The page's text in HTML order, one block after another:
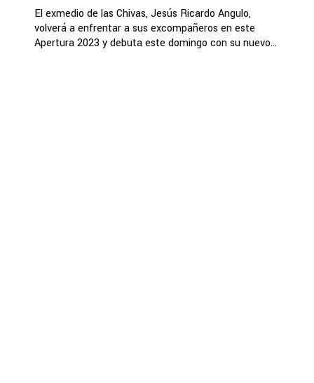
El exmedio de las Chivas, Jesús Ricardo Angulo,
volverá a enfrentar a sus excompañeros en este
Apertura 2023 y debuta este domingo con su nuevo...